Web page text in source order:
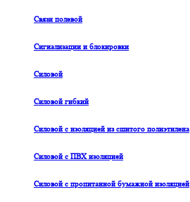
Связи полевой
Сигнализации и блокировки
Силовой
Силовой гибкий
Силовой с изоляцией из сшитого полиэтилена
Силовой с ПВХ изоляцией
Силовой с пропитанной бумажной изоляцией